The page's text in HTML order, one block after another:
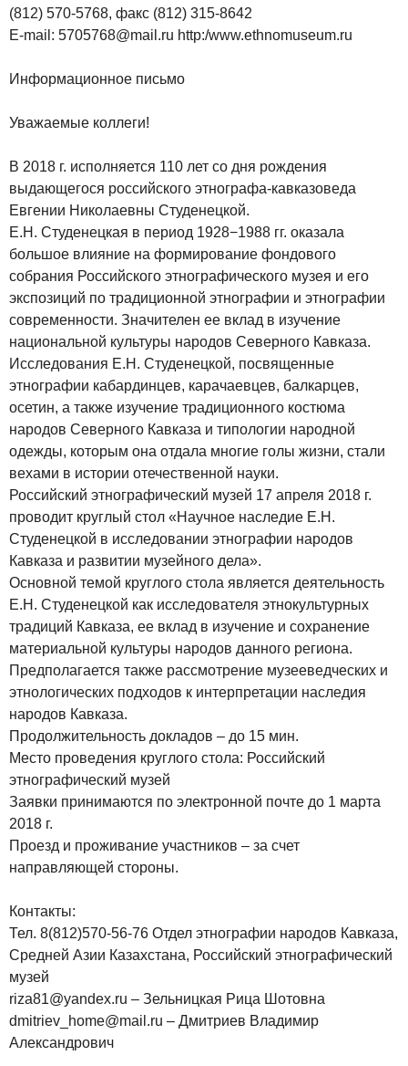
(812) 570-5768, факс (812) 315-8642
E-mail: 5705768@mail.ru http:/www.ethnomuseum.ru
Информационное письмо
Уважаемые коллеги!
В 2018 г. исполняется 110 лет со дня рождения
выдающегося российского этнографа-кавказоведа
Евгении Николаевны Студенецкой.
Е.Н. Студенецкая в период 1928−1988 гг. оказала
большое влияние на формирование фондового
собрания Российского этнографического музея и его
экспозиций по традиционной этнографии и этнографии
современности. Значителен ее вклад в изучение
национальной культуры народов Северного Кавказа.
Исследования Е.Н. Студенецкой, посвященные
этнографии кабардинцев, карачаевцев, балкарцев,
осетин, а также изучение традиционного костюма
народов Северного Кавказа и типологии народной
одежды, которым она отдала многие голы жизни, стали
вехами в истории отечественной науки.
Российский этнографический музей 17 апреля 2018 г.
проводит круглый стол «Научное наследие Е.Н.
Студенецкой в исследовании этнографии народов
Кавказа и развитии музейного дела».
Основной темой круглого стола является деятельность
Е.Н. Студенецкой как исследователя этнокультурных
традиций Кавказа, ее вклад в изучение и сохранение
материальной культуры народов данного региона.
Предполагается также рассмотрение музееведческих и
этнологических подходов к интерпретации наследия
народов Кавказа.
Продолжительность докладов – до 15 мин.
Место проведения круглого стола: Российский
этнографический музей
Заявки принимаются по электронной почте до 1 марта
2018 г.
Проезд и проживание участников – за счет
направляющей стороны.
Контакты:
Тел. 8(812)570-56-76 Отдел этнографии народов Кавказа,
Средней Азии Казахстана, Российский этнографический
музей
riza81@yandex.ru – Зельницкая Рица Шотовна
dmitriev_home@mail.ru – Дмитриев Владимир
Александрович